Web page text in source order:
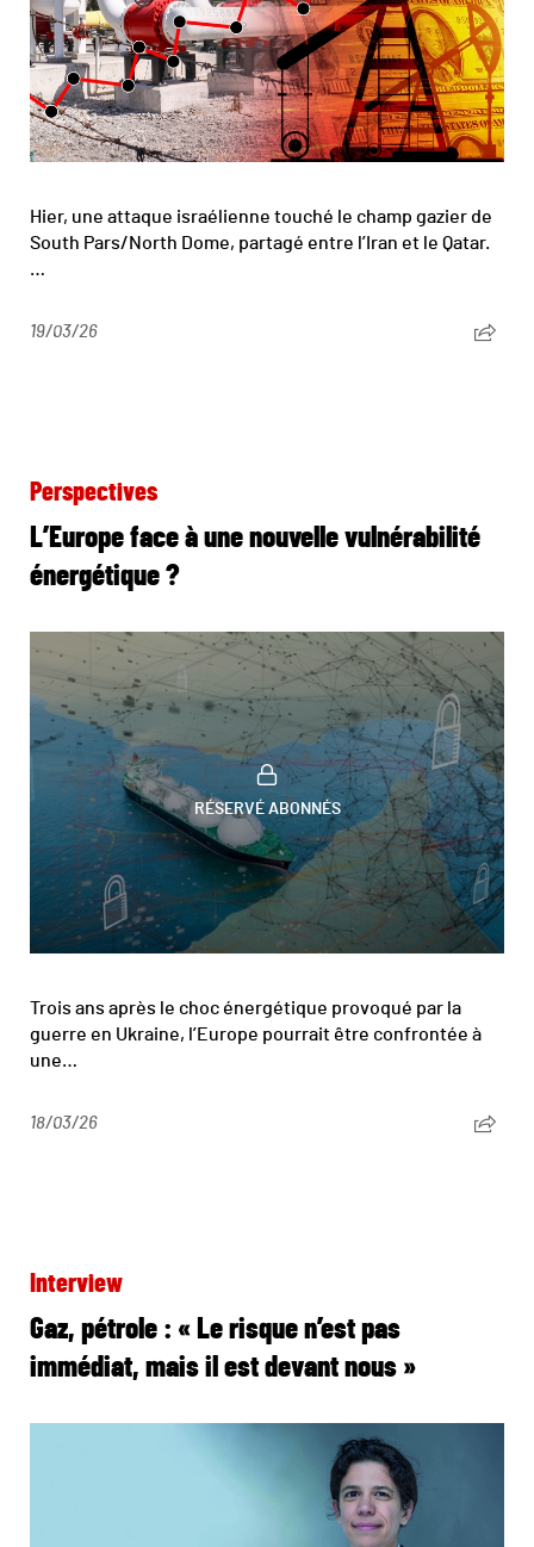
Hier, une attaque israélienne touché le champ gazier de
South Pars/North Dome, partagé entre l’Iran et le Qatar.
…
19/03/26
Perspectives
L’Europe face à une nouvelle vulnérabilité
énergétique ?
RÉSERVÉ ABONNÉS
Trois ans après le choc énergétique provoqué par la
guerre en Ukraine, l’Europe pourrait être confrontée à
une…
18/03/26
Interview
Gaz, pétrole : « Le risque n’est pas
immédiat, mais il est devant nous »